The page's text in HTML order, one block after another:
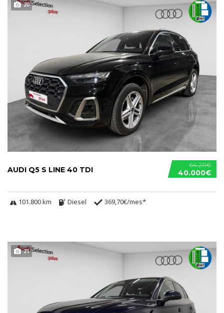
20
64.211€
40.000€
AUDI Q5 S LINE 40 TDI
101.800 km Diesel 369,70€/mes*
21